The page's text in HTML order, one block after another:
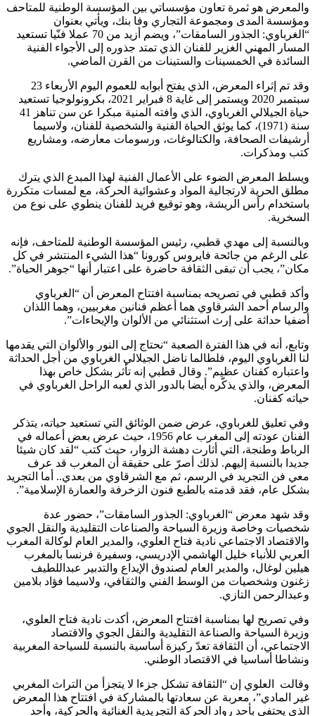
والمعرض هو ثمرة تعاون مؤسساتي بين المؤسسة الوطنية للمتاحف
ومؤسسة المدى ومجموعة التجاري وفا بنك، ويأتي بعنوان
“الغرباوي: الجذور السامقات”، ويضم أزيد من 70 عملا فنّيا تستعيد
المسار المهني الغزير للفنان الذي تمتد جذوره إلى الأجواء الفنية
السائدة في الخمسينات والستينات من القرن الماضي.
وقد تم إثراء المعرض، الذي يفتح أبوابه للعموم اليوم الأربعاء 23
سبتمبر 2020 ويستمر إلى غاية 8 فبراير 2021، بكرونولوجيا تستعيد
حياة الجيلالي الغرباوي، الذي وافته المنية مبكرا عن سن تناهز 41
سنة (1971)، كما يوثق الحياة الفنية والشخصية للفنان، ولاسيما
أرشيفات الصحافة، والكتالوغات، ورسومات معارضه، ومشاريع
كتب ومذكرات.
ويسلط المعرض الضوء على الأعمال الفنية لهذا المبدع الذي يترك
مطلق الحرية لارتجالية المواد وعشوائية الحركة، مع لمسات متكررة
باستخدام رأس الريشة، وهو توقيع فريد للفنان ينطوي على نوع من
السخرية.
وبالنسبة إلى مهدي قطبي، رئيس المؤسسة الوطنية للمتاحف، فإنه
على الرغم من جائحة فايروس كورونا “هذا الشيء المنتشر في كل
مكان”، يجب أن تبقى الثقافة حاضرة على اعتبار أنها “جوهر الحياة”.
وأكد قطبي في تصريحه بمناسبة افتتاح المعرض أن “الغرباوي
والرسام أحمد الشرقاوي هما أعظم فنانين مغربيين، وهما اللذان
أضفيا حداثة على إرث استثنائي من الألوان والإيحاءات”.
وتابع، أنه في هذا الفترة الصعبة “نحتاج إلى النور والألوان التي يقدمها
لنا الغرباوي اليوم، فلطالما ناضل الجيلالي الغرباوي من أجل الحداثة
واعتباره كفنان عظيم”. وقال قطبي إنه تأثر بشكل خاص بهذا
المعرض، والذي يذكّره أيضا بالدور الذي لعبه الراحل الغرباوي في
حياته كفنان.
وفي تعليق للغرباوي، عرض ضمن الوثائق التي تستعيد حياته، يتذكر
الفنان عودته إلى المغرب عام 1956، حيث عرض بعض أعماله في
الرباط وطنجة، التي أثارت دهشة الزوار، حيث كتب “لقد كان شيئا
جديدا بالنسبة إليهم. لذلك أصرّ على حقيقة أن المغرب قد عرف
معي فن التجريد في الرسم، ثم مع الشرقاوي من بعدي.. أما التجريد
بشكل عام، فقد قدمته بالطبع فنون الزخرفة والعمارة الإسلامية”.
وقد شهد معرض “الغرباوي: الجذور السامقات”، حضور عدة
شخصيات وخاصة وزيرة السياحة والصناعات التقليدية والنقل الجوي
والاقتصاد الاجتماعي نادية فتاح العلوي، والمدير العام لوكالة المغرب
العربي للأنباء خليل الهاشمي الإدريسي، وسفيرة فرنسا بالمغرب
هيلين لوغال، والمدير العام لصندوق الإيداع والتدبير عبداللطيف
زغنون وشخصيات من الوسط الفني والثقافي، ولاسيما فؤاد بلامين
وعبدالرحمن التازي.
وفي تصريح لها بمناسبة افتتاح المعرض، أكدت نادية فتاح العلوي،
وزيرة السياحة والصناعة التقليدية والنقل الجوي والاقتصاد
الاجتماعي، أن الثقافة تعدّ ركيزة أساسية بالنسبة للسياحة المغربية
ونشاطا أساسيا في الاقتصاد الوطني.
وقالت العلوي إن “الثقافة تشكل جزءا لا يتجزأ من التراث المغربي
غير المادي”، معربة عن سعادتها بالمشاركة في افتتاح هذا المعرض
الذي يحتفي بأحد رواد الحركة التجريدية الغنائية والحركية، وأحد